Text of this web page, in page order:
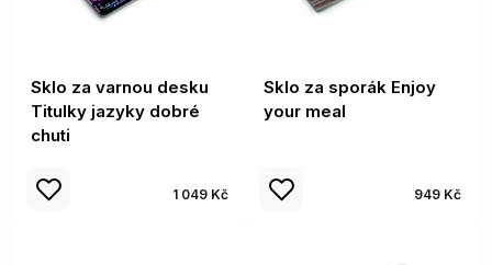
Sklo za varnou desku
Titulky jazyky dobré
chuti
1 049 Kč
Sklo za sporák Enjoy
your meal
949 Kč